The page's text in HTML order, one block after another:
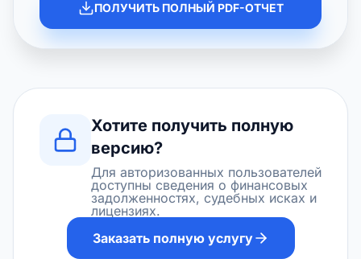
ПОЛУЧИТЬ ПОЛНЫЙ PDF-ОТЧЕТ
Хотите получить полную
версию?
Для авторизованных пользователей
доступны сведения о финансовых
задолженностях, судебных исках и
лицензиях.
Заказать полную услугу